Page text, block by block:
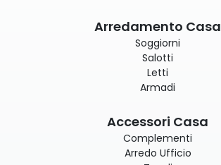
Arredamento Casa
Soggiorni
Salotti
Letti
Armadi
Accessori Casa
Complementi
Arredo Ufficio